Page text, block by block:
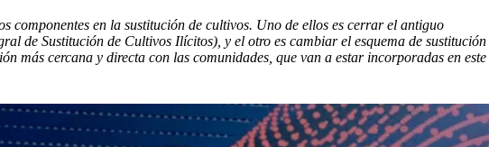
componentes en la sustitución de cultivos. Uno de ellos es cerrar el antiguo
de Sustitución de Cultivos Ilícitos), y el otro es cambiar el esquema de sustitución
más cercana y directa con las comunidades, que van a estar incorporadas en este